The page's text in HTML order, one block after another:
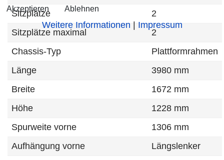
Sitzplätze
2
Sitzplätze maximal
2
Chassis-Typ
Plattformrahmen
Länge
3980 mm
Breite
1672 mm
Höhe
1228 mm
Spurweite vorne
1306 mm
Aufhängung vorne
Längslenker
Akzeptieren Ablehnen
Weitere Informationen | Impressum